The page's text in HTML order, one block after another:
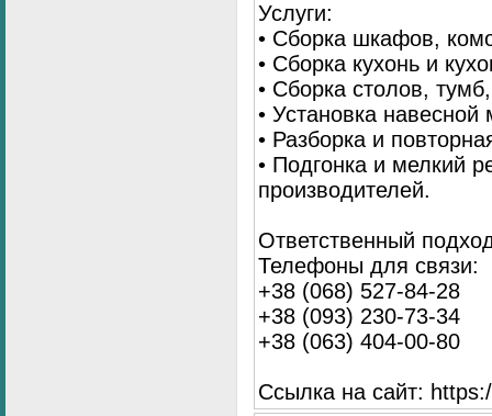
Услуги:
• Сборка шкафов,
• Сборка кухонь и
• Сборка столов,
• Установка
• Разборка и
• Подгонка и мелкий
производителей.
Ответственный
Телефоны для связи:
+38 (068) 527-84-28
+38 (093) 230-73-34
+38 (063) 404-00-80
Ссылка на сайт: